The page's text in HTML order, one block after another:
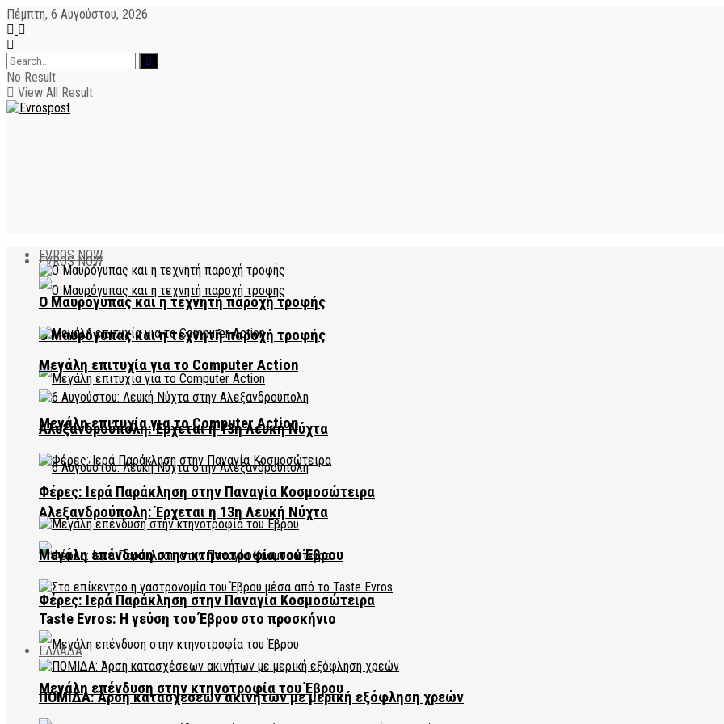
Πέμπτη, 6 Αυγούστου, 2026
No Result
View All Result
EVROS NOW
Ο Μαυρόγυπας και η τεχνητή παροχή τροφής
Μεγάλη επιτυχία για το Computer Action
Αλεξανδρούπολη: Έρχεται η 13η Λευκή Νύχτα
Φέρες: Ιερά Παράκληση στην Παναγία Κοσμοσώτειρα
Μεγάλη επένδυση στην κτηνοτροφία του Έβρου
EVROS NOW
Ο Μαυρόγυπας και η τεχνητή παροχή τροφής
Μεγάλη επιτυχία για το Computer Action
Αλεξανδρούπολη: Έρχεται η 13η Λευκή Νύχτα
Φέρες: Ιερά Παράκληση στην Παναγία Κοσμοσώτειρα
Μεγάλη επένδυση στην κτηνοτροφία του Έβρου
Taste Evros: Η γεύση του Έβρου στο προσκήνιο
ΕΛΛΑΔΑ
ΠΟΜΙΔΑ: Άρση κατασχέσεων ακινήτων με μερική εξόφληση χρεών